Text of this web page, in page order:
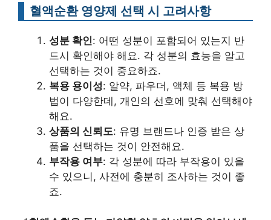
혈액순환 영양제 선택 시 고려사항
성분 확인: 어떤 성분이 포함되어 있는지 반
드시 확인해야 해요. 각 성분의 효능을 알고
선택하는 것이 중요하죠.
복용 용이성: 알약, 파우더, 액체 등 복용 방
법이 다양한데, 개인의 선호에 맞춰 선택해야
해요.
상품의 신뢰도: 유명 브랜드나 인증 받은 상
품을 선택하는 것이 안전해요.
부작용 여부: 각 성분에 따라 부작용이 있을
수 있으니, 사전에 충분히 조사하는 것이 좋
죠.